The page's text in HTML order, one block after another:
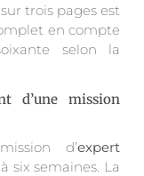
trois pages est
en compte
selon la
d’une mission
d’expert
six semaines. La